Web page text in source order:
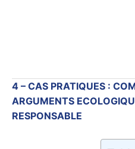
4 – CAS PRATIQUES :
ARGUMENTS
RESPONSABLE